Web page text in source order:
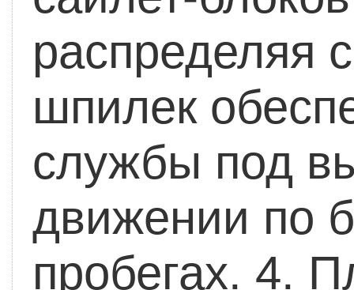
распределяя
шпилек
службы под
движении по
пробегах. 4.